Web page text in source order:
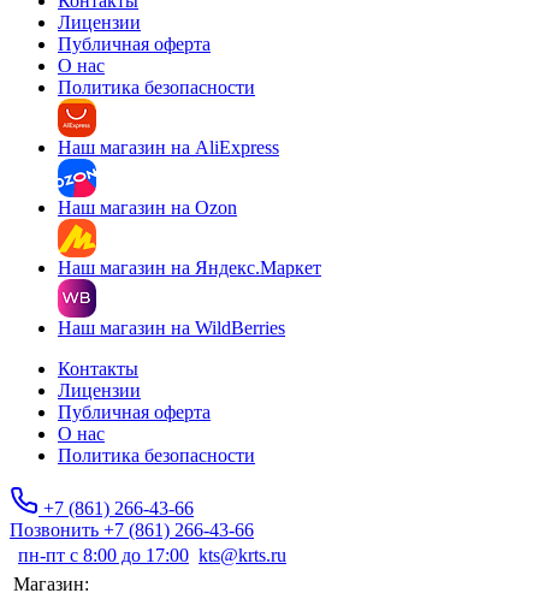
Лицензии
Публичная оферта
О нас
Политика безопасности
Наш магазин на AliExpress
Наш магазин на Ozon
Наш магазин на Яндекс.Маркет
Наш магазин на WildBerries
Контакты
Лицензии
Публичная оферта
О нас
Политика безопасности
+7 (861) 266-43-66
Позвонить +7 (861) 266-43-66
пн-пт с 8:00 до 17:00 kts@krts.ru
Магазин: